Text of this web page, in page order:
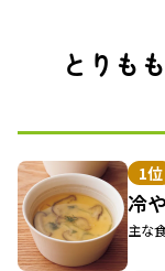
とりも
1位
冷
主な